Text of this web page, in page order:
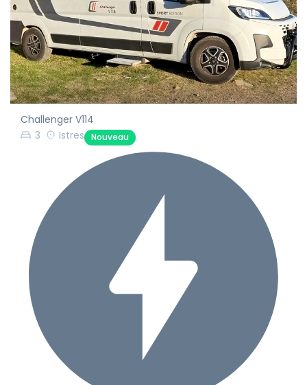
Challenger V114
3
Istres Nouveau